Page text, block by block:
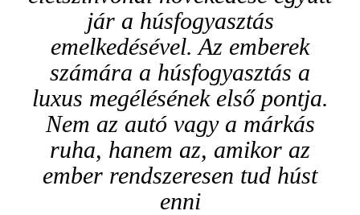
jár a húsfogyasztás
emelkedésével. Az emberek
számára a húsfogyasztás a
luxus megélésének első pontja.
Nem az autó vagy a márkás
ruha, hanem az, amikor az
ember rendszeresen tud húst
enni